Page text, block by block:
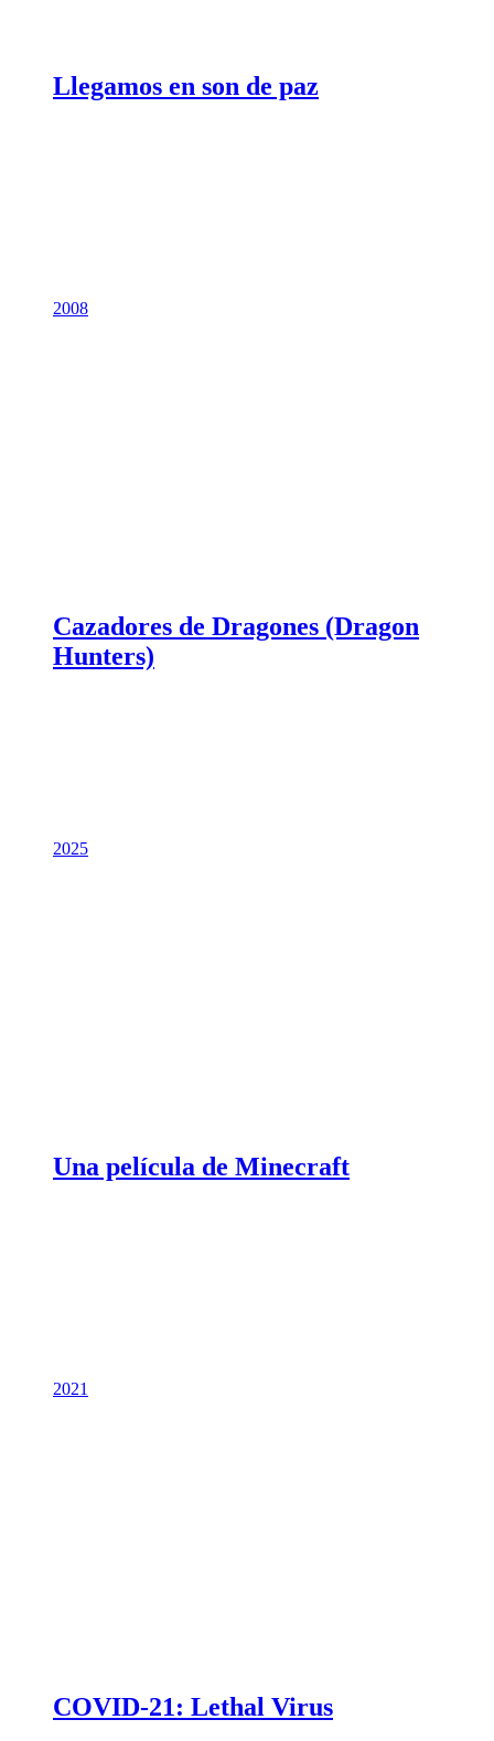
Llegamos en son de paz
2008
Cazadores de Dragones (Dragon
Hunters)
2025
Una película de Minecraft
2021
COVID-21: Lethal Virus